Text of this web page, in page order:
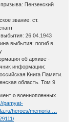
Пензенский
звание: ст.
выбытия: 26.04.1943
выбытия: погиб в
об архиве -
информации:
Книга Памяти.
область. Том 9
о военнопленных.
pamyat-
heroes/memoria …